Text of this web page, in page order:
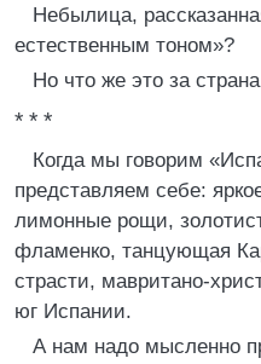
Небылица,
естественным тоном»?
Но что же это за
* * *
Когда мы говорим
представляем себе:
лимонные рощи,
фламенко, танцующая
страсти, мавритано-
юг Испании.
А нам надо мысленно